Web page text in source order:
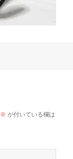
※ が付いている欄は